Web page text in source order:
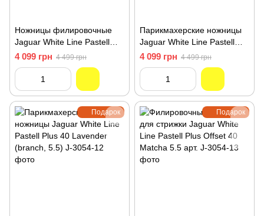
Ножницы филировочные
Jaguar White Line Pastell
Plus 40 Lava J-3054-2 5.5
дюймов
4 099 грн 4 499 грн
Парикмахерские ножницы
Jaguar White Line Pastell
Plus Offset 40 Candy 5.5 арт.
J-3054-3
4 099 грн 4 499 грн
Подарок Подарок